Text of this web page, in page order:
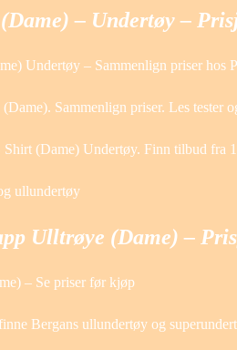
– Undertøy –
Undertøy – Sammenlign priser hos
Sammenlign priser. Les tester
(Dame) Undertøy. Finn tilbud fra
ullundertøy
Ulltrøye (Dame) –
– Se priser før kjøp
Bergans ullundertøy og